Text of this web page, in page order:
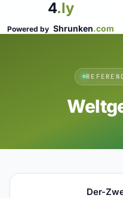
4.ly
Powered by Shrunken.com
Der-